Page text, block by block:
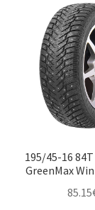
195/45-16
GreenMax
85.15